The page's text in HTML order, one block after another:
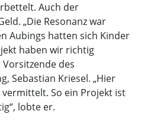
Auch der
„Die Resonanz war
Aubings hatten sich Kinder
haben wir richtig
des
Sebastian Kriesel. „Hier
So ein Projekt ist
lobte er.